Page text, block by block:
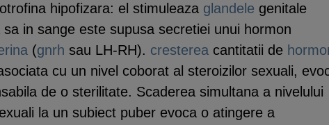
hipofizara: el stimuleaza glandele genitale
in sange este supusa secretiei unui hormon
(gnrh sau LH-RH). cresterea cantitatii de
cu un nivel coborat al steroizilor sexuali,
de o sterilitate. Scaderea simultana a nivelului
la un subiect puber evoca o atingere a